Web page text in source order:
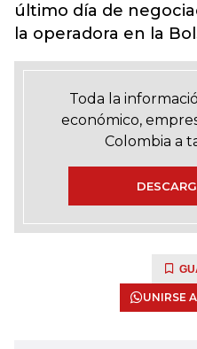
último día de
la operadora en la
Toda la
económico,
Colombia a
UNIRSE